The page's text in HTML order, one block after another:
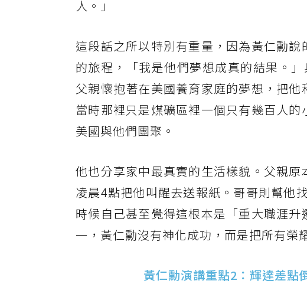
人。」
這段話之所以特別有重量，因為黃仁勳
的旅程，「我是他們夢想成真的結果。
父親懷抱著在美國養育家庭的夢想，把
當時那裡只是煤礦區裡一個只有幾百人
美國與他們團聚。
他也分享家中最真實的生活樣貌。父親
凌晨4點把他叫醒去送報紙。哥哥則幫他
時候自己甚至覺得這根本是「重大職涯
一，黃仁勳沒有神化成功，而是把所有榮
黃仁勳演講重點2：輝達差點